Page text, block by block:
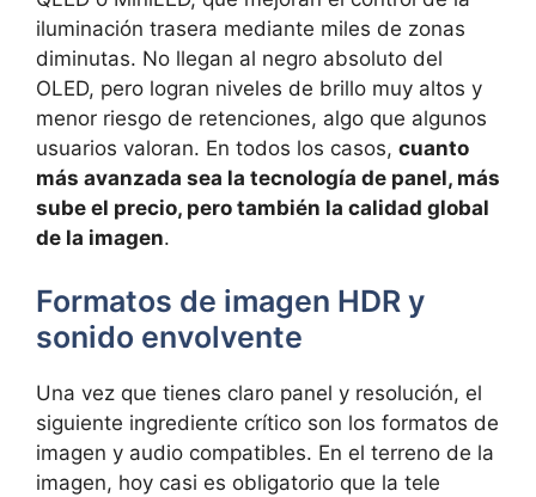
iluminación trasera mediante miles de zonas
diminutas. No llegan al negro absoluto del
OLED, pero logran niveles de brillo muy altos y
menor riesgo de retenciones, algo que algunos
usuarios valoran. En todos los casos, cuanto
más avanzada sea la tecnología de panel, más
sube el precio, pero también la calidad global
de la imagen.
Formatos de imagen HDR y
sonido envolvente
Una vez que tienes claro panel y resolución, el
siguiente ingrediente crítico son los formatos de
imagen y audio compatibles. En el terreno de la
imagen, hoy casi es obligatorio que la tele